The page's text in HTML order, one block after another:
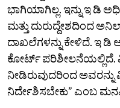
ಭಾಗಿಯಾಗಿಲ್ಲ. ಇನ್ನು ಇ ಡಿ
ಮತ್ತು ದುರುದ್ದೇಶದಿಂದ
ದಾಖಲೆಗಳನ್ನು ಕೇಳಿದೆ. ಇ ಡಿ
ಕೋರ್ಟ್ ಪರಿಶೀಲನೆಯಲ್ಲಿದೆ.
ನೀಡಿರುವುದರಿಂದ
ನಿರ್ದೇಶಿಸಬೇಕು” ಎಂಬ